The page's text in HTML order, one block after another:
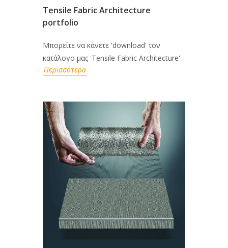
Tensile Fabric Architecture
portfolio
Μπορείτε να κάνετε 'download' τον
κατάλογο μας 'Tensile Fabric Architecture'
Περισσότερα